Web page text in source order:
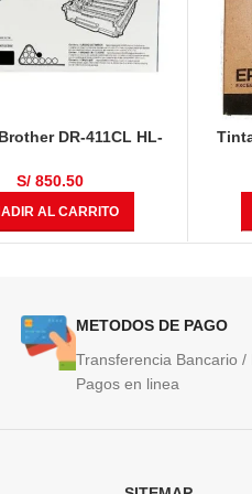
DR-411CL HL-
L8610CDW, MFC-
50,000 Páginas
S/ 850.50
AL CARRITO
METODOS DE PAGO
Transferencia Bancario /
Pagos en linea